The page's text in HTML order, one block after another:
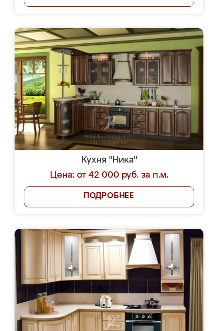
Кухня "Ника"
Цена: от 42 000 руб. за п.м.
ПОДРОБНЕЕ